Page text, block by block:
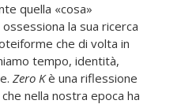
quella «cosa»
la sua ricerca
che di volta in
tempo, identità,
Zero Kè una riflessione
nella nostra epoca ha